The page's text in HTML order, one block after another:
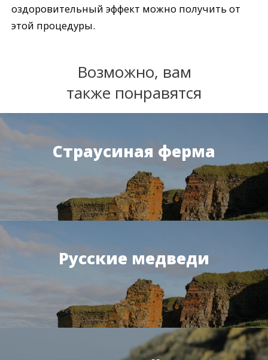
оздоровительный эффект можно получить от
этой процедуры.
Возможно, вам
также понравятся
Страусиная ферма
Русские медведи